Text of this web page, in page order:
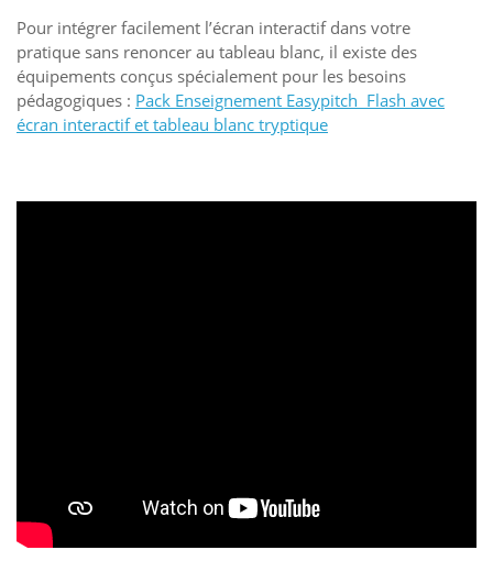
Pour intégrer facilement l’écran interactif dans votre
pratique sans renoncer au tableau blanc, il existe des
équipements conçus spécialement pour les besoins
pédagogiques : Pack Enseignement Easypitch Flash avec
écran interactif et tableau blanc tryptique